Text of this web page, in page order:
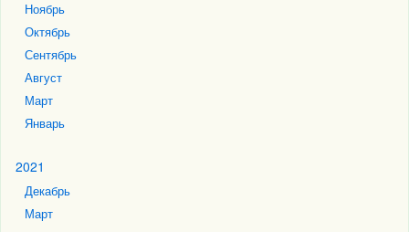
Ноябрь
Октябрь
Сентябрь
Август
Март
Январь
2021
Декабрь
Март